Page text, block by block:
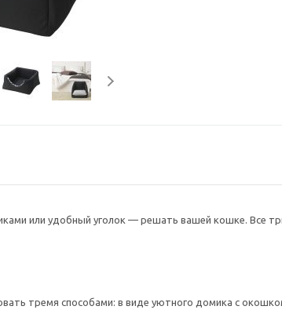
или удобный уголок — решать вашей кошке. Все
тремя способами: в виде уютного домика с